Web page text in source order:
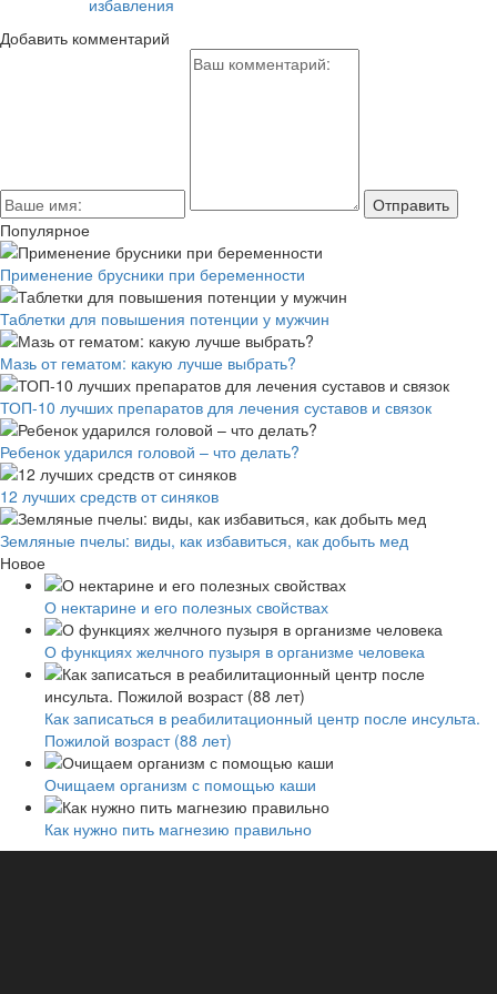
избавления
Добавить комментарий
Популярное
Применение брусники при беременности
Таблетки для повышения потенции у мужчин
Мазь от гематом: какую лучше выбрать?
ТОП-10 лучших препаратов для лечения суставов и связок
Ребенок ударился головой – что делать?
12 лучших средств от синяков
Земляные пчелы: виды, как избавиться, как добыть мед
Новое
О нектарине и его полезных свойствах
О функциях желчного пузыря в организме человека
Как записаться в реабилитационный центр после инсульта.
Пожилой возраст (88 лет)
Очищаем организм с помощью каши
Как нужно пить магнезию правильно